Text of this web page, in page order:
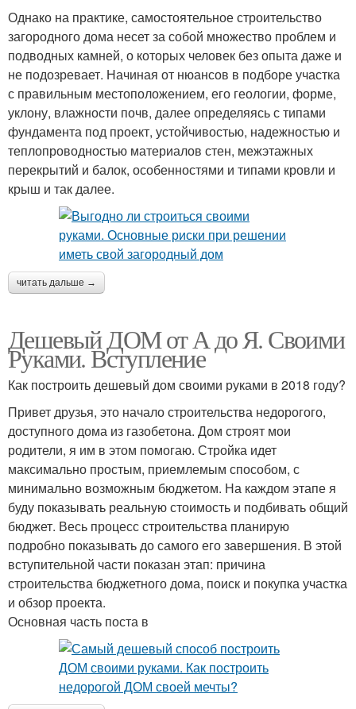
Однако на практике, самостоятельное строительство
загородного дома несет за собой множество проблем и
подводных камней, о которых человек без опыта даже и
не подозревает. Начиная от нюансов в подборе участка
с правильным местоположением, его геологии, форме,
уклону, влажности почв, далее определяясь с типами
фундамента под проект, устойчивостью, надежностью и
теплопроводностью материалов стен, межэтажных
перекрытий и балок, особенностями и типами кровли и
крыш и так далее.
читать дальше →
Дешевый ДОМ от А до Я. Своими
Руками. Вступление
Как построить дешевый дом своими руками в 2018 году?
Привет друзья, это начало строительства недорогого,
доступного дома из газобетона. Дом строят мои
родители, я им в этом помогаю. Стройка идет
максимально простым, приемлемым способом, с
минимально возможным бюджетом. На каждом этапе я
буду показывать реальную стоимость и подбивать общий
бюджет. Весь процесс строительства планирую
подробно показывать до самого его завершения. В этой
вступительной части показан этап: причина
строительства бюджетного дома, поиск и покупка участка
и обзор проекта.
Основная часть поста в